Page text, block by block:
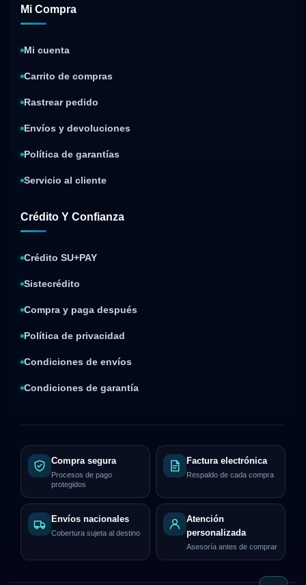
Mi Compra
Mi cuenta
Carrito de compras
Rastrear pedido
Envíos y devoluciones
Política de garantías
Servicio al cliente
Crédito Y Confianza
Crédito SU+PAY
Sistecrédito
Compra y paga después
Política de privacidad
Condiciones de envíos
Condiciones de garantía
Compra segura
Procesos de pago
protegidos
Factura electrónica
Respaldo de cada compra
Envíos nacionales
Cobertura sujeta al destino
Atención
personalizada
Asesoría antes de comprar